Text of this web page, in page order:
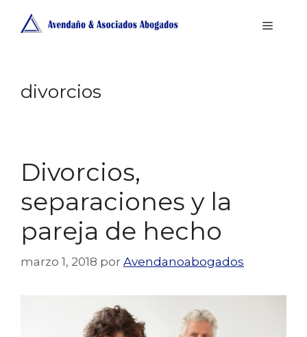
MENÚ
divorcios
Divorcios,
separaciones y la
pareja de hecho
marzo 1, 2018 por Avendanoabogados